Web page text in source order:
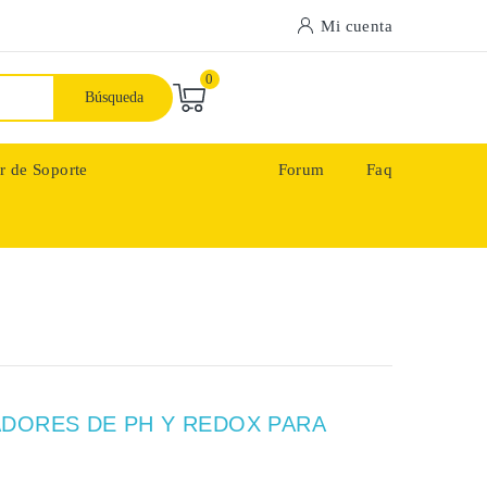
Mi cuenta
Búsqueda
0
de Soporte Forum Faq
DE PH Y REDOX PARA